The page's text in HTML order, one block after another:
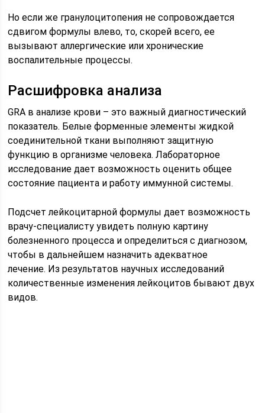
Но если же гранулоцитопения не сопровождается
сдвигом формулы влево, то, скорей всего, ее
вызывают аллергические или хронические
воспалительные процессы.
Расшифровка анализа
GRA в анализе крови – это важный диагностический
показатель. Белые форменные элементы жидкой
соединительной ткани выполняют защитную
функцию в организме человека. Лабораторное
исследование дает возможность оценить общее
состояние пациента и работу иммунной системы.
Подсчет лейкоцитарной формулы дает возможность
врачу-специалисту увидеть полную картину
болезненного процесса и определиться с диагнозом,
чтобы в дальнейшем назначить адекватное
лечение. Из результатов научных исследований
количественные изменения лейкоцитов бывают двух
видов.